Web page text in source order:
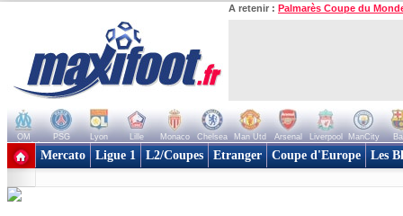
A retenir : Palmarès Coupe du
OM PSG Lyon Lille Monaco Chelsea Man Utd Arsenal Liverpool ManCity
+ de clubs
Mercato Ligue 1 L2/Coupes Etranger Coupe d'Europe Les